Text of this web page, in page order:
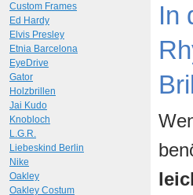
In
Custom Frames
Ed Hardy
Elvis Presley
Etnia Barcelona
EyeDrive
Gator
Holzbrillen
Jai Kudo
Knobloch
L.G.R.
Liebeskind Berlin
Nike
Oakley
Oakley Costum